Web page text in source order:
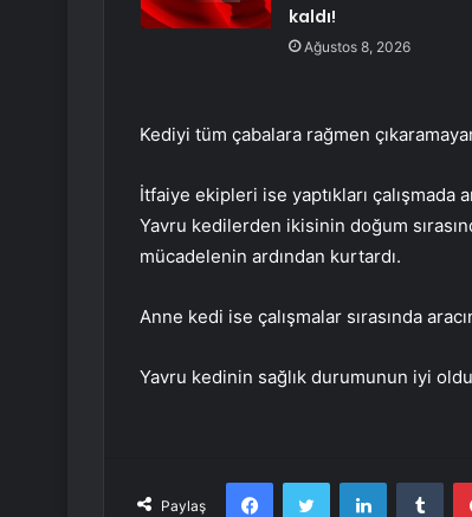
kaldı!
Ağustos 8, 2026
Kediyi tüm çabalara rağmen
İtfaiye ekipleri ise yaptıkları çalışmada
Yavru kedilerden ikisinin doğum
mücadelenin ardından kurtardı.
Anne kedi ise çalışmalar sırasında
Yavru kedinin sağlık durumunun iyi
Paylaş
FacebookTwitter LinkedIn